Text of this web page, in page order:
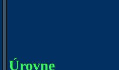
Úrovne